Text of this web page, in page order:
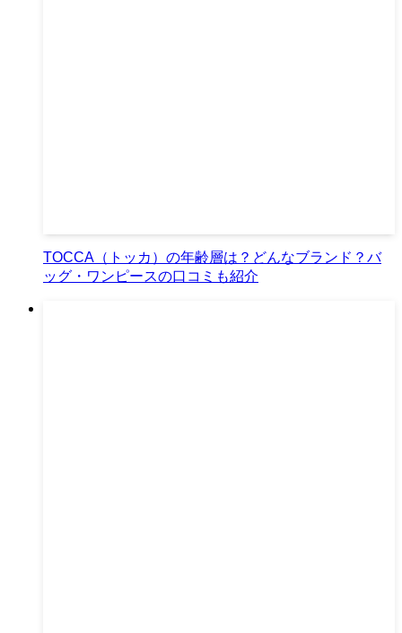
TOCCA（トッカ）の年齢層は？どんなブランド？バ
ッグ・ワンピースの口コミも紹介